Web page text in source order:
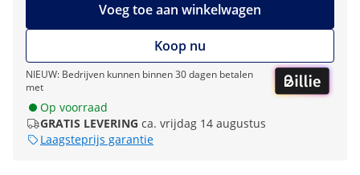
Voeg toe aan winkelwagen
Koop nu
NIEUW: Bedrijven kunnen binnen 30 dagen betalen
met
Op voorraad
GRATIS LEVERING ca. vrijdag 14 augustus
Laagsteprijs garantie